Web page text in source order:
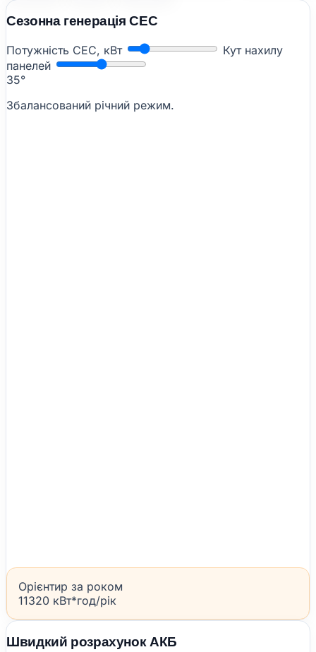
Сезонна генерація СЕС
Потужність СЕС, кВт
Кут нахилу
панелей
35°
Збалансований річний режим.
Орієнтир за роком
11320 кВт*год/рік
Швидкий розрахунок АКБ